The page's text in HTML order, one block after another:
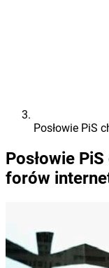
Posłowie PiS
Posłowie
forów